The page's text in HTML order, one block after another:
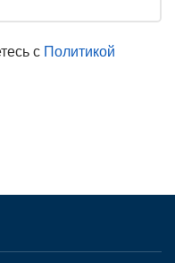
с Политикой